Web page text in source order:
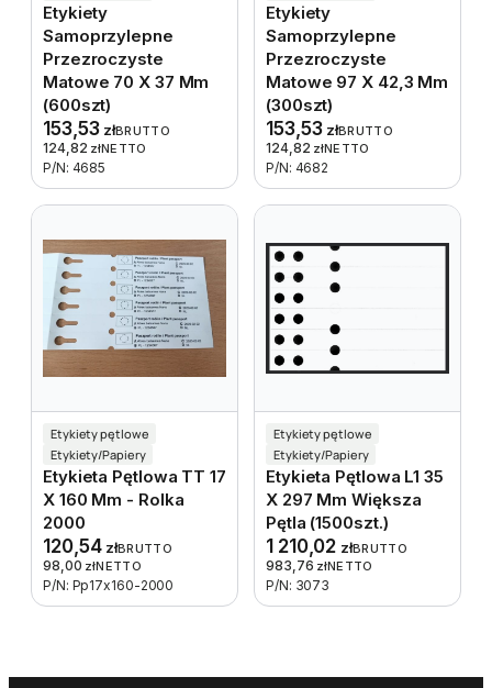
Etykiety
Samoprzylepne
Przezroczyste
Matowe 70 X 37 Mm
(600szt)
153,53 złBRUTTO
124,82 złNETTO
P/N: 4685
Etykiety
Samoprzylepne
Przezroczyste
Matowe 97 X 42,3 Mm
(300szt)
153,53 złBRUTTO
124,82 złNETTO
P/N: 4682
Etykiety pętlowe
Etykiety/Papiery
Etykieta Pętlowa TT 17
X 160 Mm - Rolka
2000
120,54 złBRUTTO
98,00 złNETTO
P/N: Pp17x160-2000
Etykiety pętlowe
Etykiety/Papiery
Etykieta Pętlowa L1 35
X 297 Mm Większa
Pętla (1500szt.)
1 210,02 złBRUTTO
983,76 złNETTO
P/N: 3073